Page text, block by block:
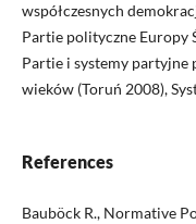
współczesnych
Partie polityczne Europy
Partie i systemy partyjne
wieków (Toruń 2008),
References
Bauböck R., Normative